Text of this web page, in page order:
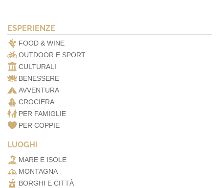
ESPERIENZE
FOOD & WINE
OUTDOOR E SPORT
CULTURALI
BENESSERE
AVVENTURA
CROCIERA
PER FAMIGLIE
PER COPPIE
LUOGHI
MARE E ISOLE
MONTAGNA
BORGHI E CITTÀ